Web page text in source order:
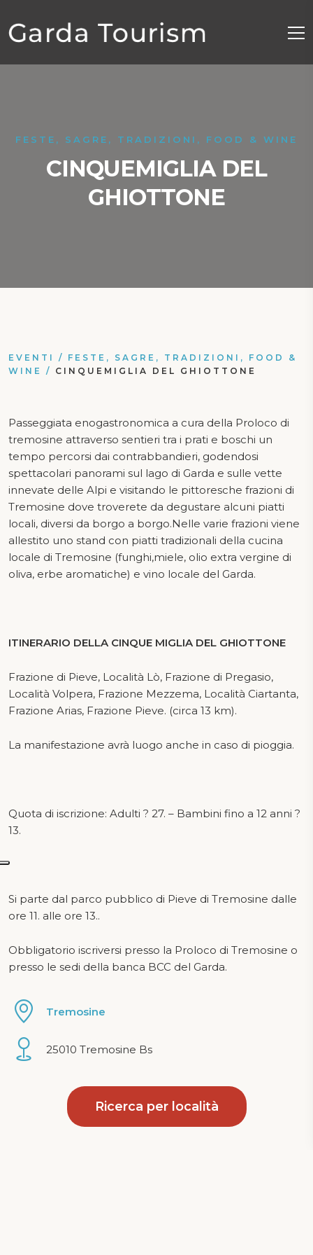
FESTE, SAGRE, TRADIZIONI, FOOD & WINE
CINQUEMIGLIA DEL
GHIOTTONE
EVENTI / FESTE, SAGRE, TRADIZIONI, FOOD &
WINE
/ CINQUEMIGLIA DEL GHIOTTONE
Passeggiata enogastronomica a cura della Proloco di
tremosine attraverso sentieri tra i prati e boschi un
tempo percorsi dai contrabbandieri, godendosi
spettacolari panorami sul lago di Garda e sulle vette
innevate delle Alpi e visitando le pittoresche frazioni di
Tremosine dove troverete da degustare alcuni piatti
locali, diversi da borgo a borgo.Nelle varie frazioni viene
allestito uno stand con piatti tradizionali della cucina
locale di Tremosine (funghi,miele, olio extra vergine di
oliva, erbe aromatiche) e vino locale del Garda.
ITINERARIO DELLA CINQUE MIGLIA DEL GHIOTTONE
Frazione di Pieve, Località Lò, Frazione di Pregasio,
Località Volpera, Frazione Mezzema, Località Ciartanta,
Frazione Arias, Frazione Pieve. (circa 13 km).
La manifestazione avrà luogo anche in caso di pioggia.
Quota di iscrizione: Adulti ? 27. – Bambini fino a 12 anni ?
13.
Si parte dal parco pubblico di Pieve di Tremosine dalle
ore 11. alle ore 13..
Obbligatorio iscriversi presso la Proloco di Tremosine o
presso le sedi della banca BCC del Garda.
Tremosine
25010 Tremosine Bs
Ricerca per località